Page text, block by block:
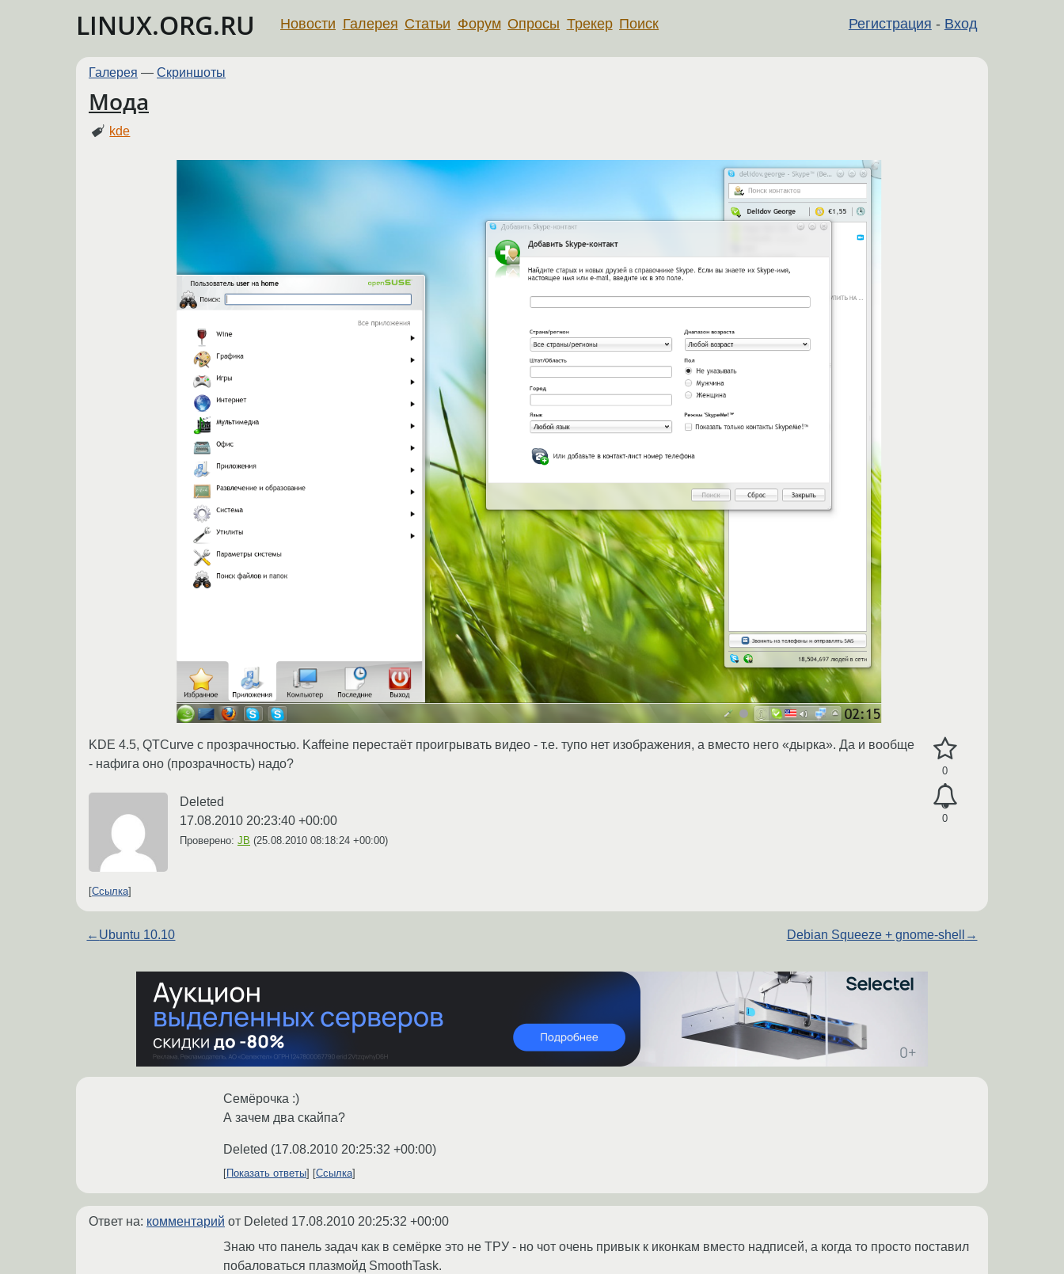
LINUX.ORG.RU Регистрация - Вход
Новости Галерея Статьи Форум Опросы Трекер Поиск
Галерея — Скриншоты
Мода
kde
0
0
KDE 4.5, QTCurve с прозрачностью. Kaffeine перестаёт проигрывать видео - т.е. тупо нет изображения, а вместо него «дырка». Да и вообще
- нафига оно (прозрачность) надо?
Deleted
17.08.2010 20:23:40 +00:00
Проверено: JB (25.08.2010 08:18:24 +00:00)
Ссылка
← Ubuntu 10.10 Debian Squeeze + gnome-shell →
Семёрочка :)
А зачем два скайпа?
Deleted (17.08.2010 20:25:32 +00:00)
Показать ответы Ссылка
Ответ на: комментарий от Deleted 17.08.2010 20:25:32 +00:00
Знаю что панель задач как в семёрке это не ТРУ - но чот очень привык к иконкам вместо надписей, а когда то просто поставил
побаловаться плазмойд SmoothTask.